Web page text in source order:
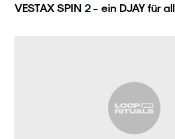
VESTAX SPIN 2 - ein DJAY für